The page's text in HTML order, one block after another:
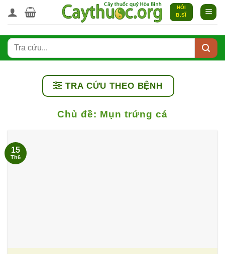
qua
dung
HỎI
B.SĨ
TRA CỨU THEO BỆNH
Chủ đề: Mụn trứng cá
15
Th6